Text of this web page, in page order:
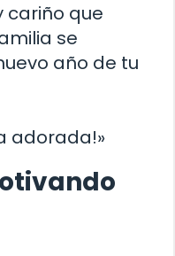
cariño que
se
año de tu
adorada!»